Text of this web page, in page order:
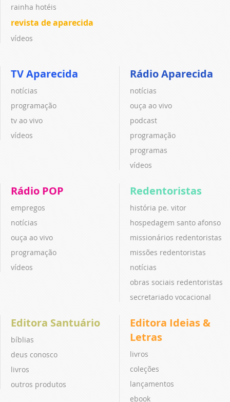
rainha hotéis
revista de aparecida
vídeos
TV Aparecida
notícias
programação
tv ao vivo
vídeos
Rádio Aparecida
notícias
ouça ao vivo
podcast
programação
programas
vídeos
Rádio POP
empregos
notícias
ouça ao vivo
programação
vídeos
Redentoristas
história pe. vitor
hospedagem santo afonso
missionários redentoristas
missões redentoristas
notícias
obras sociais redentoristas
secretariado vocacional
Editora Santuário
bíblias
deus conosco
livros
outros produtos
Editora Ideias &
Letras
livros
coleções
lançamentos
ebook